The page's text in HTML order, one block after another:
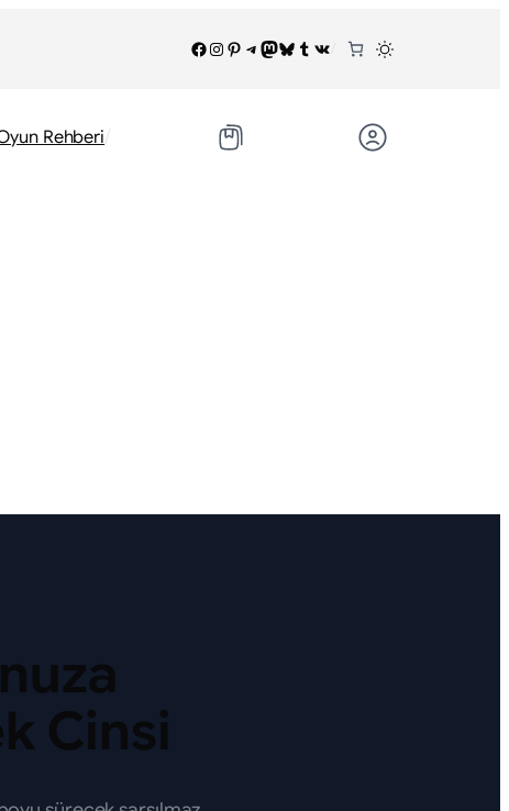
Facebook
Instagram
Pinterest
Telegram
Mastodon
Bluesky
Tumblr
VK
Rehberi/
Cinsi